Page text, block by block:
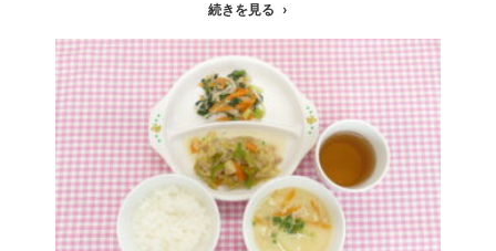
続きを見る